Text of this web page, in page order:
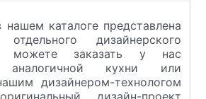
каталоге представлена
дизайнерского
можете заказать у нас
аналогичной кухни или
дизайнером-технологом
дизайн-проект